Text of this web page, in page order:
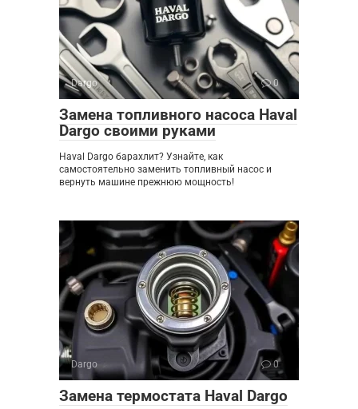
Dargo 0
Замена топливного насоса Haval
Dargo своими руками
Haval Dargo барахлит? Узнайте, как
самостоятельно заменить топливный насос и
вернуть машине прежнюю мощность!
Dargo 0
Замена термостата Haval Dargo